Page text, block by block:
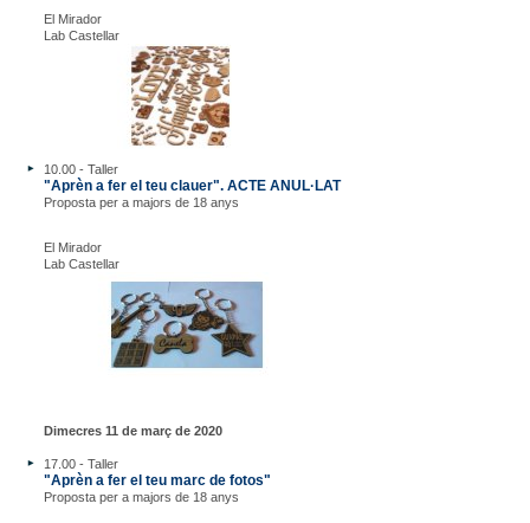
El Mirador
Lab Castellar
10.00 - Taller
"Aprèn a fer el teu clauer". ACTE ANUL·LAT
Proposta per a majors de 18 anys
El Mirador
Lab Castellar
Dimecres 11 de març de 2020
17.00 - Taller
"Aprèn a fer el teu marc de fotos"
Proposta per a majors de 18 anys